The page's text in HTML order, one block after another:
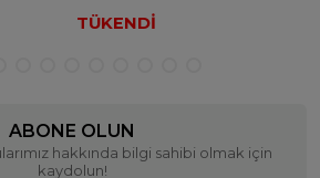
TÜKENDİ
ABONE OLUN
hakkında bilgi sahibi olmak için
kaydolun!